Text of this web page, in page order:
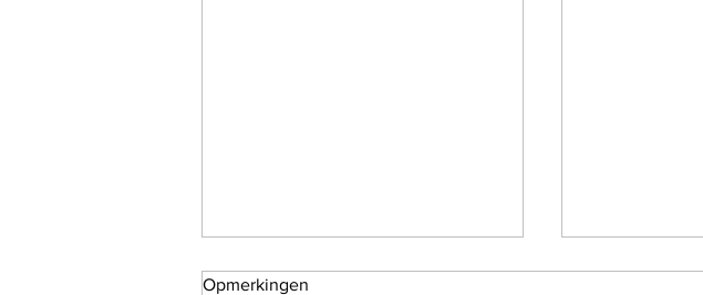
Opmerkingen